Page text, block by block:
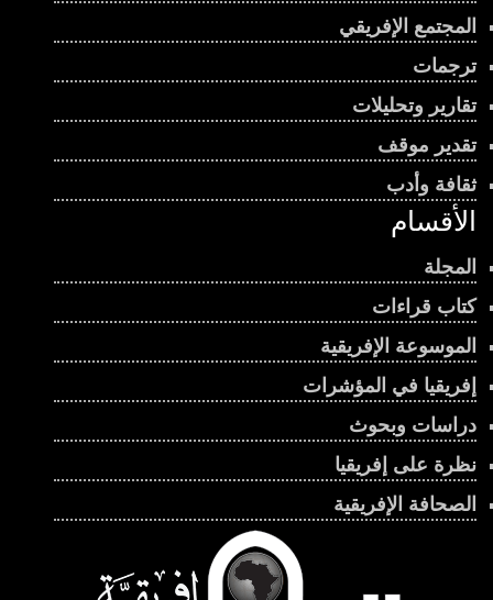
المجتمع الإفريقي
ترجمات
تقارير وتحليلات
تقدير موقف
ثقافة وأدب
الأقسام
المجلة
كتاب قراءات
الموسوعة الإفريقية
إفريقيا في المؤشرات
دراسات وبحوث
نظرة على إفريقيا
الصحافة الإفريقية